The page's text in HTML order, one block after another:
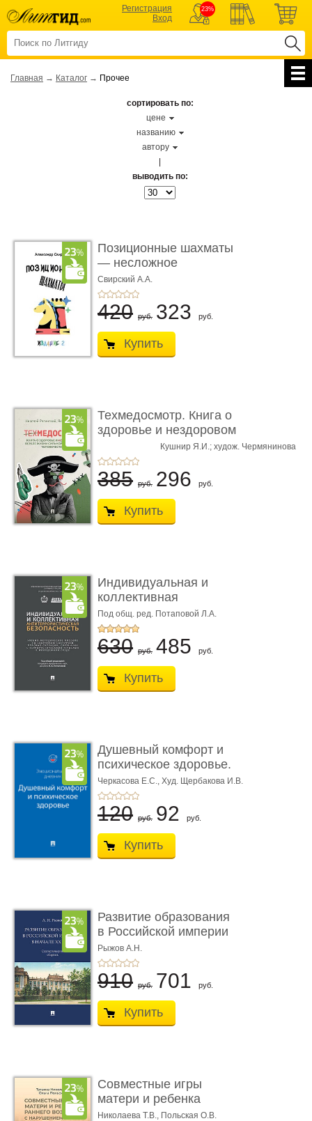
Регистрация
Вход
23%
Главная → Каталог → Прочее
сортировать по:
цене
названию
автору
выводить по:
Позиционные шахматы
— несложное
руководство � ...
Свирский А.А.
420 руб. 323 руб.
Купить
Техмедосмотр. Книга о
здоровье и нездоровом
Рогинский Н.О.,
Кушнир Я.И.; худож. Чермянинова
385 руб. 296 руб.
Купить
Индивидуальная и
коллективная
антитеррористи ...
Под общ. ред. Потаповой Л.А.
630 руб. 485 руб.
Купить
Душевный комфорт и
психическое здоровье.
Эмоц� ...
Черкасова Е.С., Худ. Щербакова И.В.
120 руб. 92 руб.
Купить
Развитие образования
в Российской империи
в н� ...
Рыжов А.Н.
910 руб. 701 руб.
Купить
Совместные игры
матери и ребенка
раннего возр� ...
Николаева Т.В., Польская О.В.